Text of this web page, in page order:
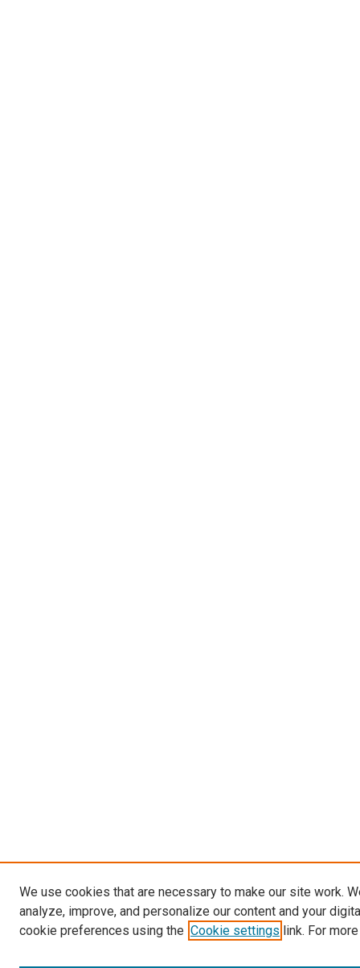
We use cookies that are necessary to make our site work.
analyze, improve, and personalize our content and your
cookie preferences using the Cookie settings link. For